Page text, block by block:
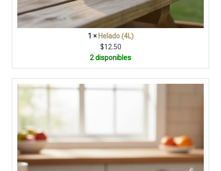
1 × Helado (4L)
$12.50
2 disponibles